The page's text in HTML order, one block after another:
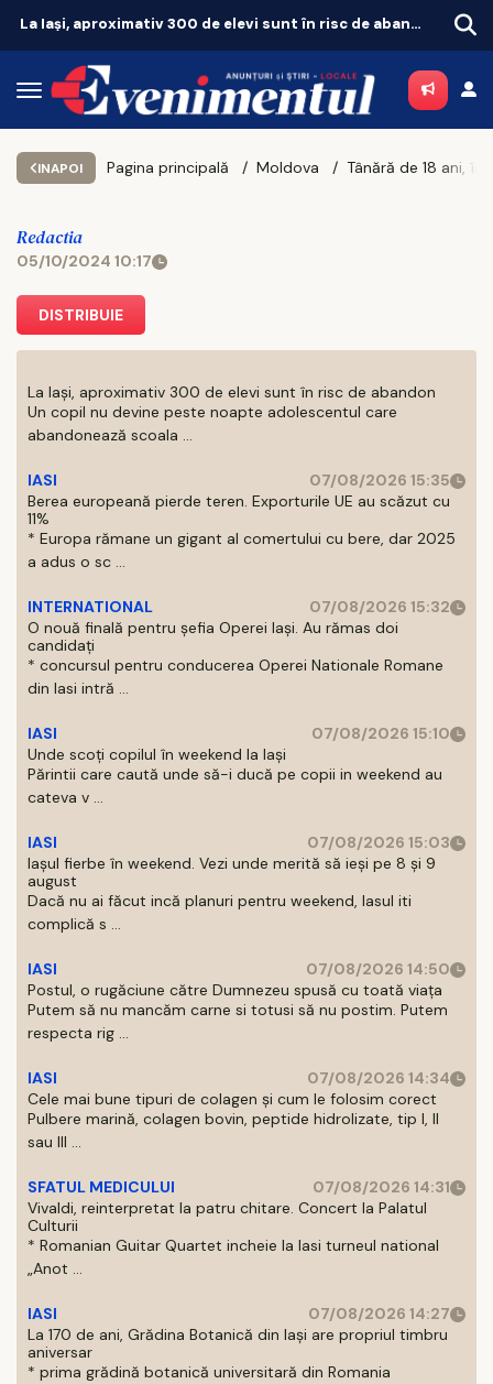
La Iași, aproximativ 300 de elevi sunt în risc de abandon
INAPOI Pagina principală Moldova
Redactia
05/10/2024 10:17
DISTRIBUIE
La Iași, aproximativ 300 de elevi sunt în risc de abandon
Un copil nu devine peste noapte adolescentul care
abandonează scoala ...
IASI
07/08/2026 15:35
Berea europeană pierde teren. Exporturile UE au scăzut cu
11%
* Europa rămane un gigant al comertului cu bere, dar 2025
a adus o sc ...
INTERNATIONAL
07/08/2026 15:32
O nouă finală pentru șefia Operei Iași. Au rămas doi
candidați
* concursul pentru conducerea Operei Nationale Romane
din Iasi intră ...
IASI
07/08/2026 15:10
Unde scoți copilul în weekend la Iași
Părintii care caută unde să-i ducă pe copii in weekend au
cateva v ...
IASI
07/08/2026 15:03
Iașul fierbe în weekend. Vezi unde merită să ieși pe 8 și 9
august
Dacă nu ai făcut incă planuri pentru weekend, Iasul iti
complică s ...
IASI
07/08/2026 14:50
Postul, o rugăciune către Dumnezeu spusă cu toată viața
Putem să nu mancăm carne si totusi să nu postim. Putem
respecta rig ...
IASI
07/08/2026 14:34
Cele mai bune tipuri de colagen și cum le folosim corect
Pulbere marină, colagen bovin, peptide hidrolizate, tip I, II
sau III ...
SFATUL MEDICULUI
07/08/2026 14:31
Vivaldi, reinterpretat la patru chitare. Concert la Palatul
Culturii
* Romanian Guitar Quartet incheie la Iasi turneul national
„Anot ...
IASI
07/08/2026 14:27
La 170 de ani, Grădina Botanică din Iași are propriul timbru
aniversar
* prima grădină botanică universitară din Romania